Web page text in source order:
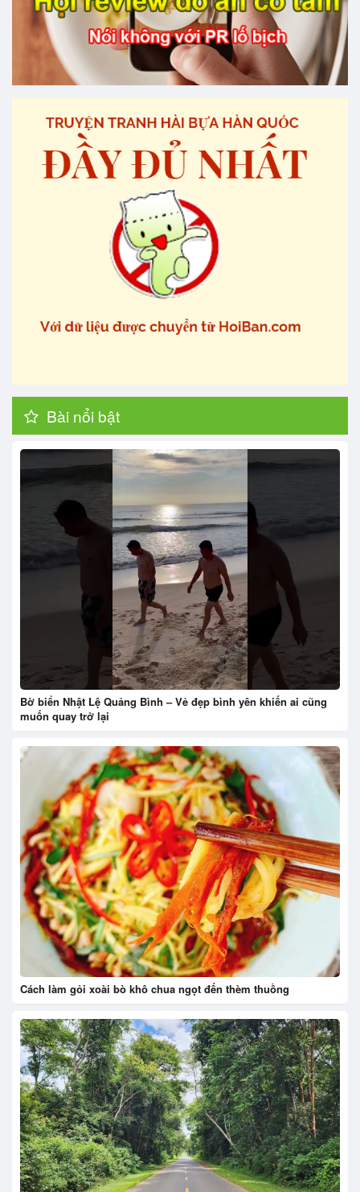
Bài nổi bật
Bờ biển Nhật Lệ Quảng Bình – Vẻ đẹp bình yên khiến ai cũng
muốn quay trở lại
Cách làm gỏi xoài bò khô chua ngọt đến thèm thuồng